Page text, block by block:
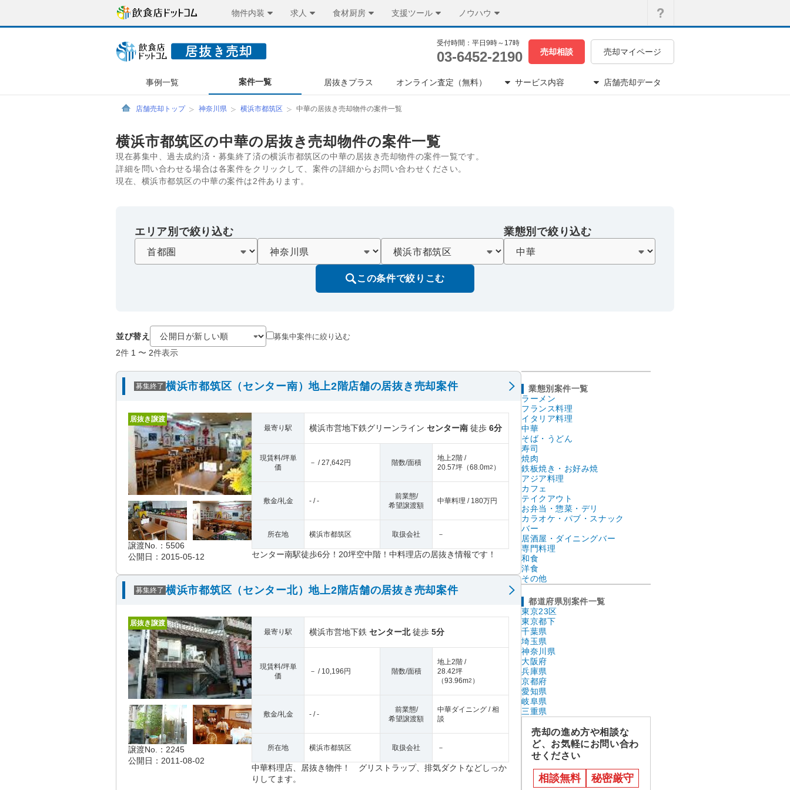
物件内装 求人 食材厨房 支援ツール ノウハウ
受付時間：平日9時～17時
03-6452-2190 売却相談 売却マイページ
事例一覧 案件一覧 居抜きプラス オンライン査定（無料） サービス内容 店舗売却データ
店舗売却トップ 神奈川県 横浜市都筑区 中華の居抜き売却物件の案件一覧
横浜市都筑区の中華の居抜き売却物件の案件一覧
現在募集中、過去成約済・募集終了済の横浜市都筑区の中華の居抜き売却物件の案件一覧です。
詳細を問い合わせる場合は各案件をクリックして、案件の詳細からお問い合わせください。
現在、横浜市都筑区の中華の案件は2件あります。
エリア別で絞り込む 業態別で絞り込む
この条件で絞りこむ
並び替え 募集中案件に絞り込む
2件 1 〜 2件表示
募集終了 横浜市都筑区（センター南）地上2階店舗の居抜き売却案件
居抜き譲渡
譲渡No.：5506
公開日：2015-05-12
最寄り駅 横浜市営地下鉄グリーンライン センター南 徒歩 6分
現賃料/坪単
価
－ / 27,642円 階数/面積
地上2階 /
20.57坪 （68.0m2 ）
敷金/礼金 - / -
前業態/
希望譲渡額
中華料理 / 180万円
所在地 横浜市都筑区 取扱会社 －
センター南駅徒歩6分！20坪空中階！中料理店の居抜き情報です！
募集終了 横浜市都筑区（センター北）地上2階店舗の居抜き売却案件
居抜き譲渡
譲渡No.：2245
公開日：2011-08-02
最寄り駅 横浜市営地下鉄 センター北徒歩 5分
現賃料/坪単
価
－ / 10,196円 階数/面積
地上2階 /
28.42坪
（93.96m2 ）
敷金/礼金 - / -
前業態/
希望譲渡額
中華ダイニング / 相
談
所在地 横浜市都筑区 取扱会社 －
中華料理店、居抜き物件！ グリストラップ、排気ダクトなどしっか
りしてます。
業態別案件一覧
ラーメン
フランス料理
イタリア料理
中華
そば・うどん
寿司
焼肉
鉄板焼き・お好み焼
アジア料理
カフェ
テイクアウト
お弁当・惣菜・デリ
カラオケ・パブ・スナック
バー
居酒屋・ダイニングバー
専門料理
和食
洋食
その他
都道府県別案件一覧
東京23区
東京都下
千葉県
埼玉県
神奈川県
大阪府
兵庫県
京都府
愛知県
岐阜県
三重県
売却の進め方や相談な
ど、お気軽にお問い合わ
せください
相談無料 秘密厳守